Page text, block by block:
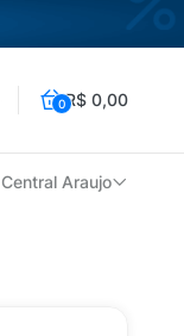
0R$ 0,00
Central Araujo